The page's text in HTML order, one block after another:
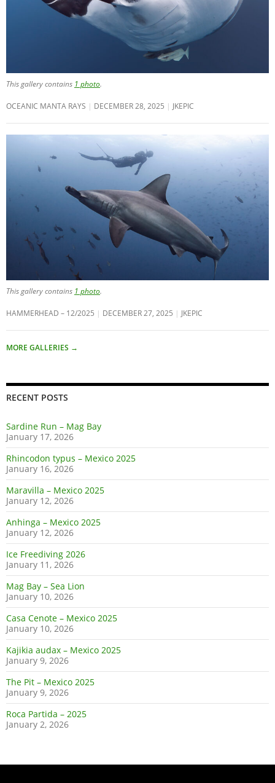
This gallery contains 1 photo.
OCEANIC MANTA RAYS DECEMBER 28, 2025 JKEPIC
This gallery contains 1 photo.
HAMMERHEAD – 12/2025 DECEMBER 27, 2025 JKEPIC
MORE GALLERIES →
RECENT POSTS
Sardine Run – Mag Bay
January 17, 2026
Rhincodon typus – Mexico 2025
January 16, 2026
Maravilla – Mexico 2025
January 12, 2026
Anhinga – Mexico 2025
January 12, 2026
Ice Freediving 2026
January 11, 2026
Mag Bay – Sea Lion
January 10, 2026
Casa Cenote – Mexico 2025
January 10, 2026
Kajikia audax – Mexico 2025
January 9, 2026
The Pit – Mexico 2025
January 9, 2026
Roca Partida – 2025
January 2, 2026